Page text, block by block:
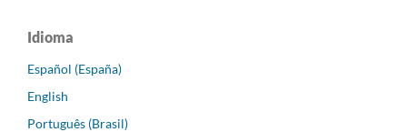
Idioma
Español (España)
English
Português (Brasil)